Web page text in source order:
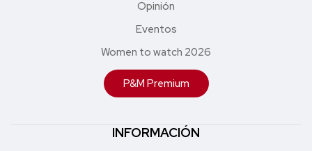
Opinión
Eventos
Women to watch 2026
P&M Premium
INFORMACIÓN